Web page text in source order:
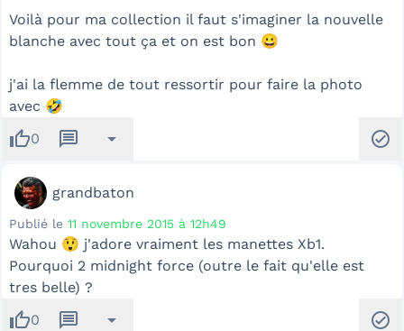
Voilà pour ma collection il faut s'imaginer la nouvelle
blanche avec tout ça et on est bon 😀
j'ai la flemme de tout ressortir pour faire la photo
avec 🤣
thumb_up0 message arrow_drop_down check_circle
grandbaton
Publié le 11 novembre 2015 à 12h49
Wahou 😲 j'adore vraiment les manettes Xb1.
Pourquoi 2 midnight force (outre le fait qu'elle est
tres belle) ?
thumb_up0 message arrow_drop_down check_circle